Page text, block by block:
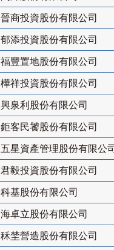
晉商投資股份有限公司
郁添投資股份有限公司
福豐置地股份有限公司
樺祥投資股份有限公司
興泉利股份有限公司
鉅客民饕股份有限公司
五星資產管理股份有限公司
君毅投資股份有限公司
科基股份有限公司
海卓立股份有限公司
秝埜營造股份有限公司